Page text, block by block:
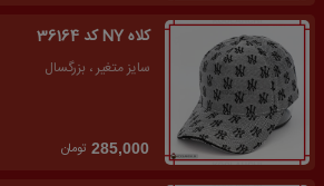
کلاه NY کد 36164
سایز متغیر ، بزرگسال
285,000 تومان